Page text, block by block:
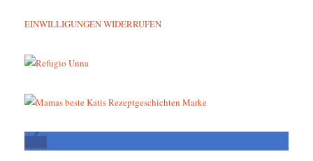
EINWILLIGUNGEN WIDERRUFEN